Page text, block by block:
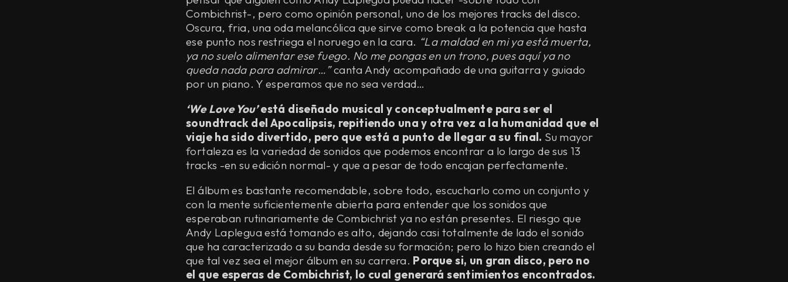
Combichrist-, pero como opinión personal, uno de los mejores tracks del disco.
Oscura, fria, una oda melancólica que sirve como break a la potencia que hasta
ese punto nos restriega el noruego en la cara. “La maldad en mi ya está muerta,
ya no suelo alimentar ese fuego. No me pongas en un trono, pues aquí ya no
queda nada para admirar…”canta Andy acompañado de una guitarra y guiado
por un piano. Y esperamos que no sea verdad…
‘We Love You’está diseñado musical y conceptualmente para ser el
soundtrack del Apocalipsis, repitiendo una y otra vez a la humanidad que el
viaje ha sido divertido, pero que está a punto de llegar a su final. Su mayor
fortaleza es la variedad de sonidos que podemos encontrar a lo largo de sus 13
tracks -en su edición normal- y que a pesar de todo encajan perfectamente.
El álbum es bastante recomendable, sobre todo, escucharlo como un conjunto y
con la mente suficientemente abierta para entender que los sonidos que
esperaban rutinariamente de Combichrist ya no están presentes. El riesgo que
Andy Laplegua está tomando es alto, dejando casi totalmente de lado el sonido
que ha caracterizado a su banda desde su formación; pero lo hizo bien creando el
que tal vez sea el mejor álbum en su carrera. Porque si, un gran disco, pero no
el que esperas de Combichrist, lo cual generará sentimientos encontrados.